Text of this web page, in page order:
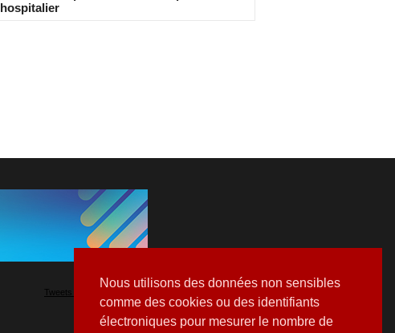
Nous utilisons des données non sensibles
comme des cookies ou des identifiants
électroniques pour mesurer le nombre de
hospitalier
Tweets by Hospitalia_Mag